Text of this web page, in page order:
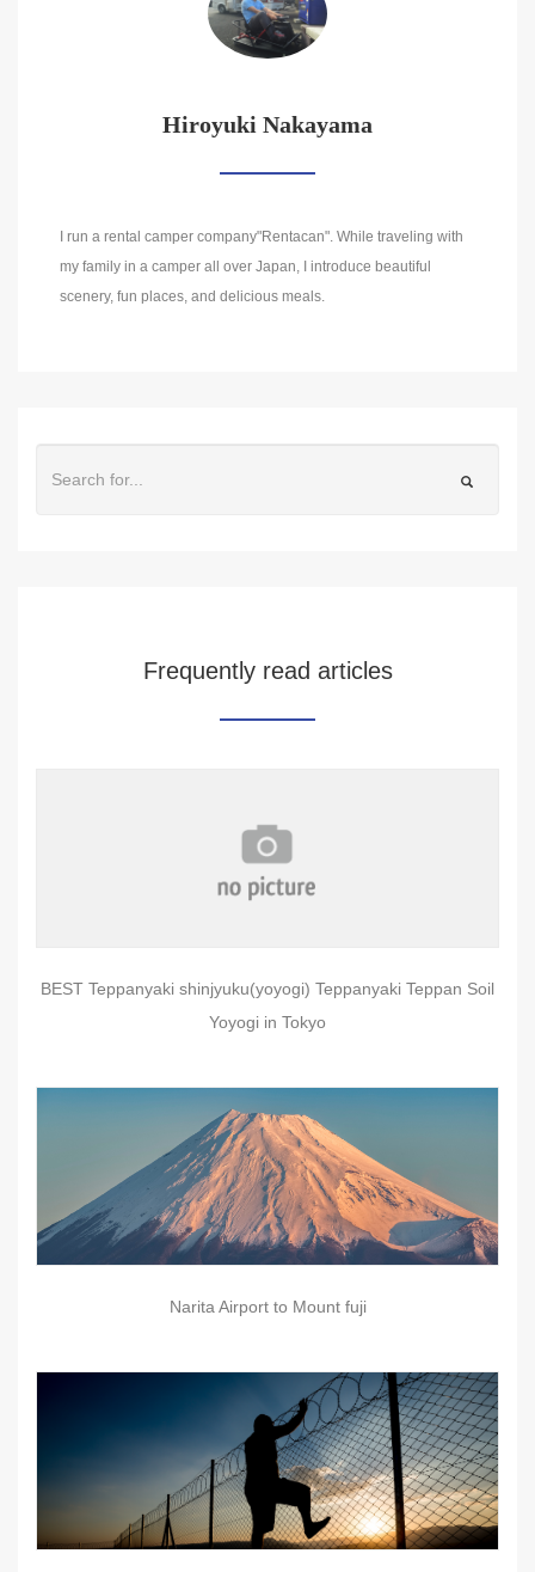
Hiroyuki Nakayama
I run a rental camper company"Rentacan". While traveling with
my family in a camper all over Japan, I introduce beautiful
scenery, fun places, and delicious meals.
Frequently read articles
BEST Teppanyaki shinjyuku(yoyogi) Teppanyaki Teppan Soil
Yoyogi in Tokyo
Narita Airport to Mount fuji